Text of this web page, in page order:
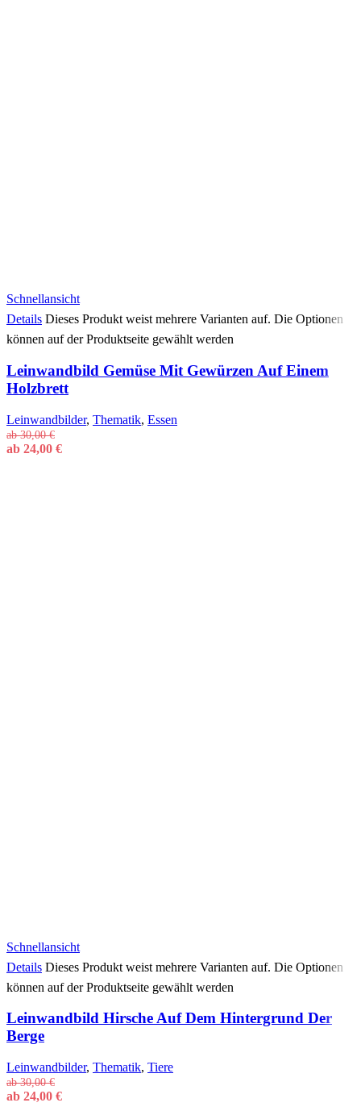
Schnellansicht
Details Dieses Produkt weist mehrere Varianten auf. Die Optionen
können auf der Produktseite gewählt werden
Leinwandbild Gemüse Mit Gewürzen Auf Einem
Holzbrett
Leinwandbilder, Thematik, Essen
ab30,00€
ab 24,00 €
Schnellansicht
Details Dieses Produkt weist mehrere Varianten auf. Die Optionen
können auf der Produktseite gewählt werden
Leinwandbild Hirsche Auf Dem Hintergrund Der
Berge
Leinwandbilder, Thematik, Tiere
ab30,00€
ab 24,00 €